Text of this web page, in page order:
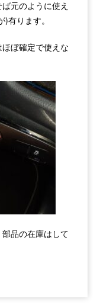
元のように使え
有ります。
ぼ確定で使えな
品の在庫はして